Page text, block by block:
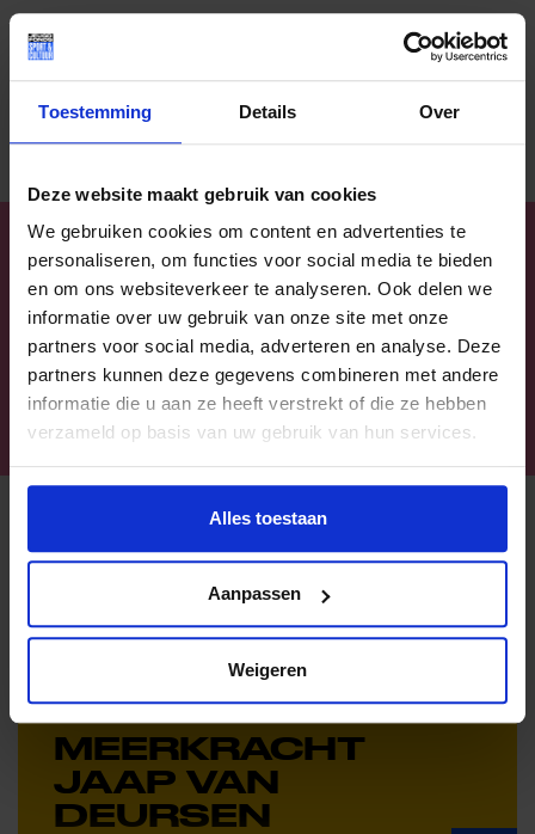
Toestemming Details Over
Deze website maakt gebruik van cookies
We gebruiken cookies om content en advertenties te
personaliseren, om functies voor social media te bieden
en om ons websiteverkeer te analyseren. Ook delen we
informatie over uw gebruik van onze site met onze
partners voor social media, adverteren en analyse. Deze
partners kunnen deze gegevens combineren met andere
informatie die u aan ze heeft verstrekt of die ze hebben
verzameld op basis van uw gebruik van hun services.
Alles toestaan
Aanpassen
Weigeren
Lees meer nieuws
VERHALEN
Lokaal Verhaal
MEERKRACHT
JAAP VAN
DEURSEN